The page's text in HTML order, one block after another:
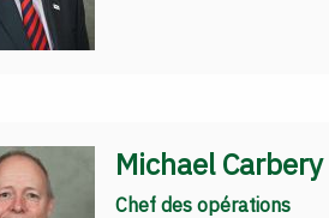
Michael Carbery
Chef des opérations